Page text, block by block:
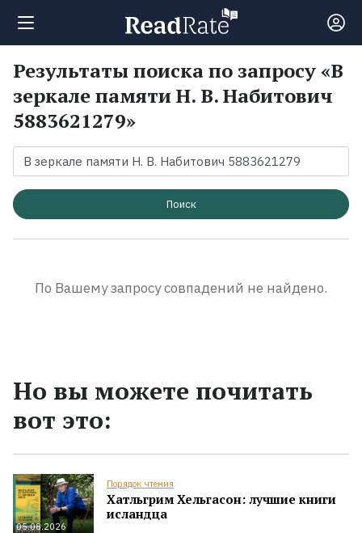
Поиск
Новости
Рейтинги
Экранизации
Результаты поиска по запросу «В
зеркале памяти Н. В. Набитович
5883621279»
Поиск
По Вашему запросу совпадений не найдено.
Но вы можете почитать
вот это:
05.08.2026
Порядок чтения
Хатльгрим Хельгасон: лучшие книги
исландца